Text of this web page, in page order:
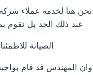
نحن هنا لخدمة عملاء شركة
عند ذلك الحد بل نقوم
الصيانة
وان المهندس قد قام